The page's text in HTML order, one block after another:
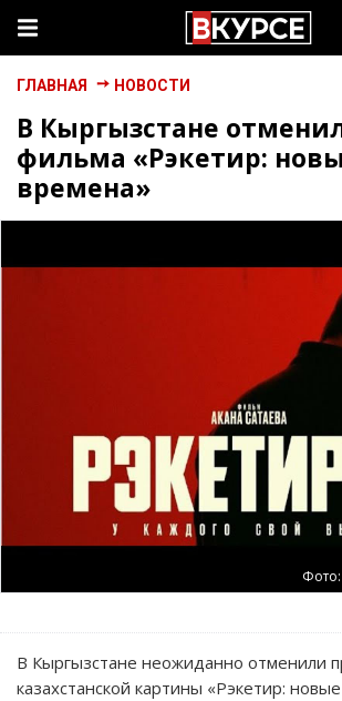
ГЛАВНАЯ НОВОСТИ
В Кыргызстане
фильма «Рэкетир:
времена»
В Кыргызстане неожиданно отменили
казахстанской картины «Рэкетир: